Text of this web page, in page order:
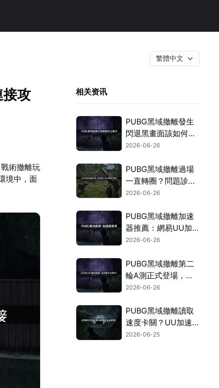
繁體中文
攻
術撤離玩
境中，面
相关资讯
PUBG黑域撤離發生
閃退黑畫面該如何處
理？最新實用修復方
2026-06-26
PUBG黑域撤離過場
一直轉圈？問題診斷
與高效率解決攻略！
2026-06-26
PUBG黑域撤離加速
器推薦：網易UU加
速器確保網路穩定！
2026-06-26
PUBG黑域撤離第二
輪A測正式登場，同
步公開網路最佳化全
2026-06-26
PUBG黑域撤離讀取
速度卡關？UU加速
器幫你順暢撤離！
2026-06-25